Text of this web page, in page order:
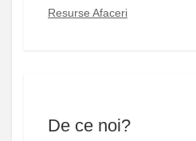
Resurse Afaceri
De ce noi?